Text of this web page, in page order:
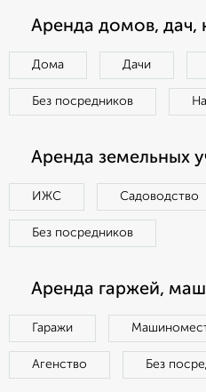
Аренда домов, дач,
Дома Дачи
Без посредников
Аренда земельных
ИЖС Садоводство
Без посредников
Аренда гаржей,
Гаражи
Агенство Без